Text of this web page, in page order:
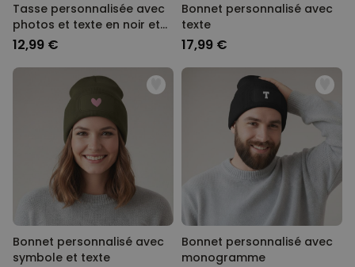
Tasse personnalisée avec
photos et texte en noir et
blanc
12,99 €
Bonnet personnalisé avec
texte
17,99 €
Bonnet personnalisé avec
symbole et texte
Bonnet personnalisé avec
monogramme